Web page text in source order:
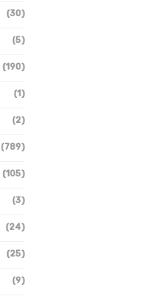
(30)
(5)
(190)
(1)
(2)
(789)
(105)
(3)
(24)
(25)
(9)